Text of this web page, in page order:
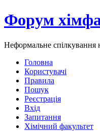
Форум
Неформальне спілкування
Головна
Користувачі
Правила
Пошук
Реєстрація
Вхід
Запитання
Хімічний факультет